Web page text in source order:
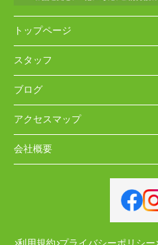
トップページ
スタッフ
ブログ
アクセスマップ
会社概要
利用規約 プライバシーポリシー